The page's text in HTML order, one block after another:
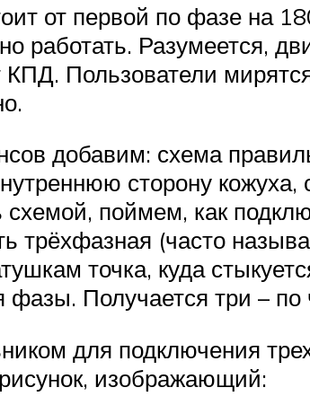
от первой по фазе на
работать. Разумеется,
Пользователи
добавим: схема
сторону
поймем, как
трёхфазная (часто
точка, куда
Получается три – по
для подключения
изображающий: